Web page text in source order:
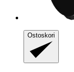
Ostoskori